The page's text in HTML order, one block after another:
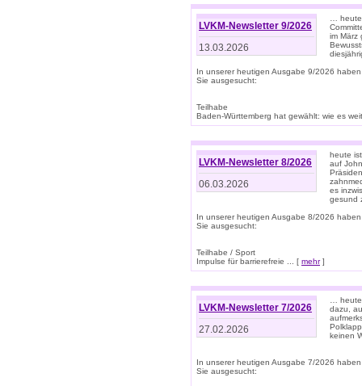
LVKM-Newsletter 9/2026
13.03.2026
…
im März
In unserer heutigen Ausgabe 9/2026
Sie ausgesucht:
Teilhabe
Baden-Württemberg hat gewählt: wie es
LVKM-Newsletter 8/2026
06.03.2026
heute
auf
es
gesund
In unserer heutigen Ausgabe 8/2026
Sie ausgesucht:
Teilhabe / Sport
Impulse für barrierefreie ... [ mehr]
LVKM-Newsletter 7/2026
27.02.2026
…
dazu,
keinen
In unserer heutigen Ausgabe 7/2026
Sie ausgesucht: